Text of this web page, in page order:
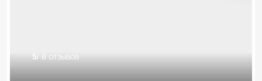
5/ 8 отзывов